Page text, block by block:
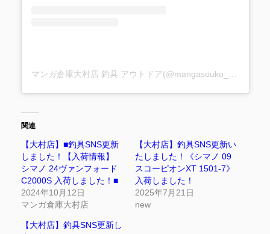
マンガ倉庫大村店 釣具 アウトドア(@mangasouko_oomura_fishing)がシェアした投稿
関連
【大村店】■釣具SNS更新
しました！【入荷情報】
シマノ 24ヴァンフォード
C2000S 入荷しました！■
2024年10月12日
マンガ倉庫大村店
【大村店】釣具SNS更新い
たしました！《シマノ 09
スコーピオンXT 1501-7》
入荷しました！
2025年7月21日
new
【大村店】釣具SNS更新し